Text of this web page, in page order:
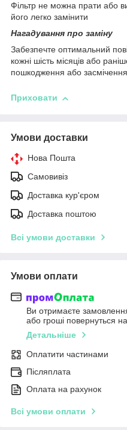
Фільтр не можна прати або
його легко замінити
Нагадування про заміну
Забезпечте оптимальний
кожні шість місяців або
пошкодження або засмічення
Приховати
Умови доставки
Нова Пошта
Самовивіз
Доставка кур'єром
Доставка поштою
Всі умови доставки
Умови оплати
Ви отримаєте
або гроші повернуться
Детальніше
Оплатити частинами
Післяплата
Оплата на рахунок
Всі умови оплати